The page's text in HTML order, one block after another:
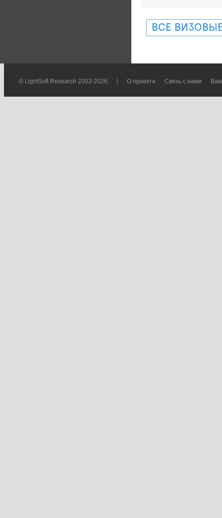
ВСЕ
© LightSoft Research 2003-2026 О проекте Связь с нами